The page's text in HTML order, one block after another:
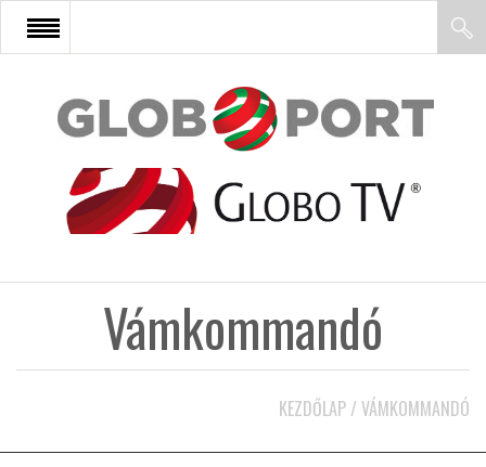
FŐOLDAL
AFRIKA
Vámkommandó
KEZDŐLAP / VÁMKOMMANDÓ